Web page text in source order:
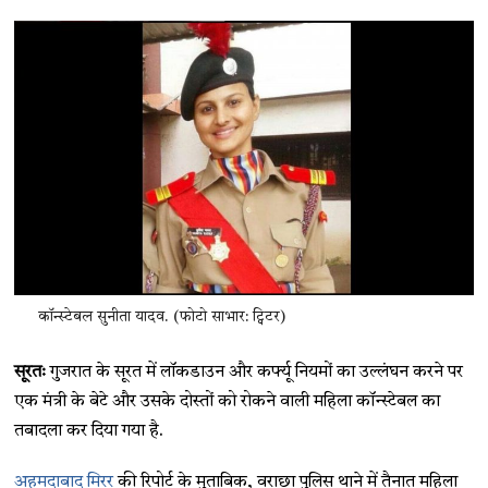
कॉन्स्टेबल सुनीता यादव. (फोटो साभार: ट्विटर)
सूरतःगुजरात के सूरत में लॉकडाउन और कर्फ्यू नियमों का उल्लंघन करने पर
एक मंत्री के बेटे और उसके दोस्तों को रोकने वाली महिला कॉन्स्टेबल का
तबादला कर दिया गया है.
अहमदाबाद मिररकी रिपोर्ट के मुताबिक, वराछा पुलिस थाने में तैनात महिला